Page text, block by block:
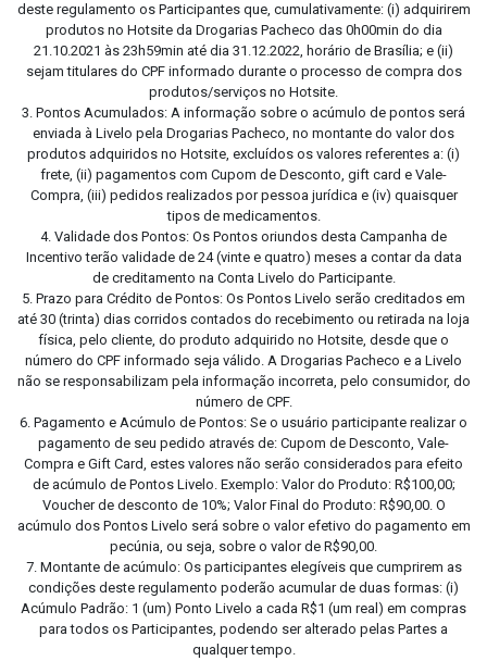
deste regulamento os Participantes que, cumulativamente: (i) adquirirem
produtos no Hotsite da Drogarias Pacheco das 0h00min do dia
21.10.2021 às 23h59min até dia 31.12.2022, horário de Brasília; e (ii)
sejam titulares do CPF informado durante o processo de compra dos
produtos/serviços no Hotsite.
3. Pontos Acumulados: A informação sobre o acúmulo de pontos será
enviada à Livelo pela Drogarias Pacheco, no montante do valor dos
produtos adquiridos no Hotsite, excluídos os valores referentes a: (i)
frete, (ii) pagamentos com Cupom de Desconto, gift card e Vale-
Compra, (iii) pedidos realizados por pessoa jurídica e (iv) quaisquer
tipos de medicamentos.
4. Validade dos Pontos: Os Pontos oriundos desta Campanha de
Incentivo terão validade de 24 (vinte e quatro) meses a contar da data
de creditamento na Conta Livelo do Participante.
5. Prazo para Crédito de Pontos: Os Pontos Livelo serão creditados em
até 30 (trinta) dias corridos contados do recebimento ou retirada na loja
física, pelo cliente, do produto adquirido no Hotsite, desde que o
número do CPF informado seja válido. A Drogarias Pacheco e a Livelo
não se responsabilizam pela informação incorreta, pelo consumidor, do
número de CPF.
6. Pagamento e Acúmulo de Pontos: Se o usuário participante realizar o
pagamento de seu pedido através de: Cupom de Desconto, Vale-
Compra e Gift Card, estes valores não serão considerados para efeito
de acúmulo de Pontos Livelo. Exemplo: Valor do Produto: R$100,00;
Voucher de desconto de 10%; Valor Final do Produto: R$90,00. O
acúmulo dos Pontos Livelo será sobre o valor efetivo do pagamento em
pecúnia, ou seja, sobre o valor de R$90,00.
7. Montante de acúmulo: Os participantes elegíveis que cumprirem as
condições deste regulamento poderão acumular de duas formas: (i)
Acúmulo Padrão: 1 (um) Ponto Livelo a cada R$1 (um real) em compras
para todos os Participantes, podendo ser alterado pelas Partes a
qualquer tempo.